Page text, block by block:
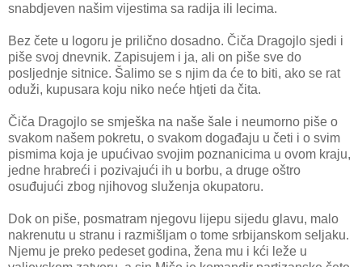
snabdjeven našim vijestima sa radija ili lecima.
Bez čete u logoru je prilično dosadno. Čiča Dragojlo sjedi i
piše svoj dnevnik. Zapisujem i ja, ali on piše sve do
posljednje sitnice. Šalimo se s njim da će to biti, ako se rat
oduži, kupusara koju niko neće htjeti da čita.
Čiča Dragojlo se smješka na naše šale i neumorno piše o
svakom našem pokretu, o svakom događaju u četi i o svim
pismima koja je upućivao svojim poznanicima u ovom kraju,
jedne hrabreći i pozivajući ih u borbu, a druge oštro
osuđujući zbog njihovog služenja okupatoru.
Dok on piše, posmatram njegovu lijepu sijedu glavu, malo
nakrenutu u stranu i razmišljam o tome srbijanskom seljaku.
Njemu je preko pedeset godina, žena mu i kći leže u